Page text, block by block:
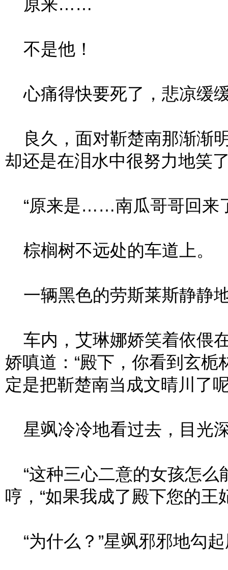
原来……
不是他！
心痛得快要死了，悲凉缓
良久，面对靳楚南那渐渐
却还是在泪水中很努力地笑
“原来是……南瓜哥哥回来
棕榈树不远处的车道上。
一辆黑色的劳斯莱斯静静
车内，艾琳娜娇笑着依偎
娇嗔道：“殿下，你看到玄
定是把靳楚南当成文晴川了
星飒冷冷地看过去，目光
“这种三心二意的女孩怎么
哼，“如果我成了殿下您的王
“为什么？”星飒邪邪地勾